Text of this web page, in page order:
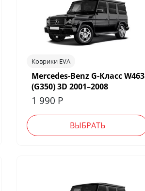
Коврики EVA
Mercedes-Benz G-Класс W463
(G350) 3D 2001–2008
1 990 Р
ВЫБРАТЬ